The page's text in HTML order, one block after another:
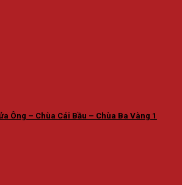
Ông – Chùa Cái Bầu – Chùa Ba Vàng 1